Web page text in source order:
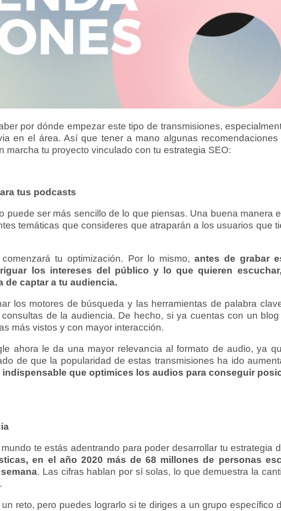
por dónde empezar este tipo de transmisiones,
en el área. Así que tener a mano algunas
marcha tu proyecto vinculado con tu estrategia SEO:
tus podcasts
puede ser más sencillo de lo que piensas. Una buena manera
temáticas que consideres que atraparán a los usuarios que
tu optimización. Por lo mismo, antes de grabar
los intereses del público y lo que quieren
de captar a tu audiencia.
los motores de búsqueda y las herramientas de palabra
de la audiencia. De hecho, si ya cuentas con un
más vistos y con mayor interacción.
ahora le da una mayor relevancia al formato de audio, ya
de que la popularidad de estas transmisiones ha ido
indispensable que optimices los audios para conseguir
te estás adentrando para poder desarrollar tu estrategia
en el año 2020 más de 68 millones de personas
. Las cifras hablan por sí solas, lo que demuestra la
reto, pero puedes lograrlo si te diriges a un grupo específico